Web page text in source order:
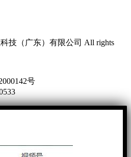
技（广东）有限公司 All rights
号